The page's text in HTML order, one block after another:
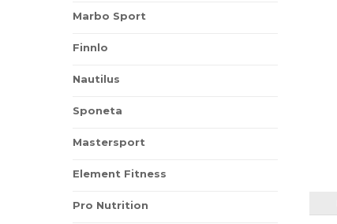
Marbo Sport
Finnlo
Nautilus
Sponeta
Mastersport
Element Fitness
Pro Nutrition